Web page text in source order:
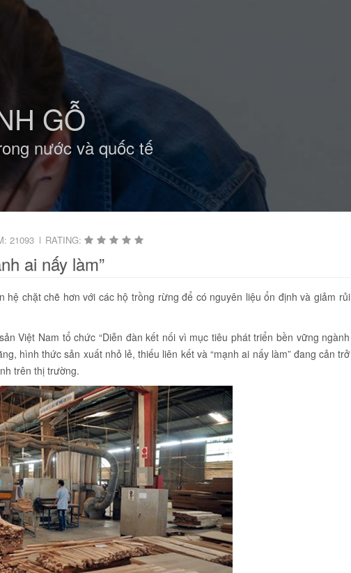
GỖ
nước và quốc tế
21093 RATING:
ai nấy làm”
hệ chặt chẽ hơn với các hộ trồng rừng để có nguyên liệu ổn định và giảm rủi
Việt Nam tổ chức “Diễn đàn kết nối vì mục tiêu phát triển bền vững ngành
hình thức sản xuất nhỏ lẻ, thiếu liên kết và “mạnh ai nấy làm” đang cản trở
trên thị trường.